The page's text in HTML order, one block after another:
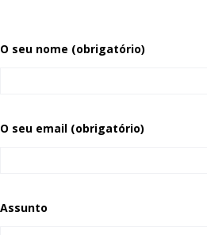
O seu nome (obrigatório)
O seu email (obrigatório)
Assunto